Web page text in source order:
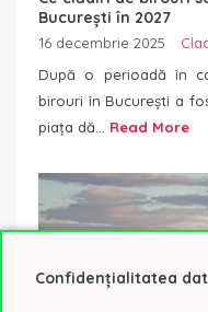
București în 2027
16 decembrie 2025
După o perioadă în
birouri în București a
piața dă... Read More
Confidențialitatea